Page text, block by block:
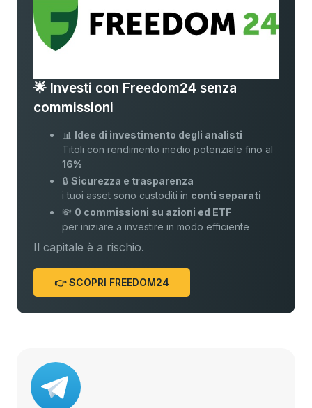
🌟 Investi con Freedom24 senza
commissioni
📊 Idee di investimento degli analisti
Titoli con rendimento medio potenziale fino al
16%
🔒Sicurezza e trasparenza
i tuoi asset sono custoditi in conti separati
💸 0 commissioni su azioni ed ETF
per iniziare a investire in modo efficiente
Il capitale è a rischio.
👉 SCOPRI FREEDOM24